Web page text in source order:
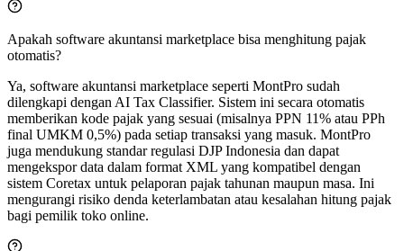
Apakah software akuntansi marketplace bisa menghitung pajak
otomatis?
Ya, software akuntansi marketplace seperti MontPro sudah
dilengkapi dengan AI Tax Classifier. Sistem ini secara otomatis
memberikan kode pajak yang sesuai (misalnya PPN 11% atau PPh
final UMKM 0,5%) pada setiap transaksi yang masuk. MontPro
juga mendukung standar regulasi DJP Indonesia dan dapat
mengekspor data dalam format XML yang kompatibel dengan
sistem Coretax untuk pelaporan pajak tahunan maupun masa. Ini
mengurangi risiko denda keterlambatan atau kesalahan hitung pajak
bagi pemilik toko online.